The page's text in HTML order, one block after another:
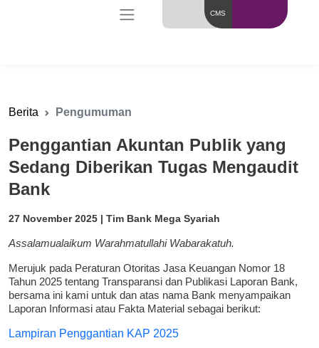
CMS
Berita Pengumuman
Penggantian Akuntan Publik yang
Sedang Diberikan Tugas Mengaudit
Bank
27 November 2025 | Tim Bank Mega Syariah
Assalamualaikum Warahmatullahi Wabarakatuh.
Merujuk pada Peraturan Otoritas Jasa Keuangan Nomor 18
Tahun 2025 tentang Transparansi dan Publikasi Laporan Bank,
bersama ini kami untuk dan atas nama Bank menyampaikan
Laporan Informasi atau Fakta Material sebagai berikut:
Lampiran Penggantian KAP 2025